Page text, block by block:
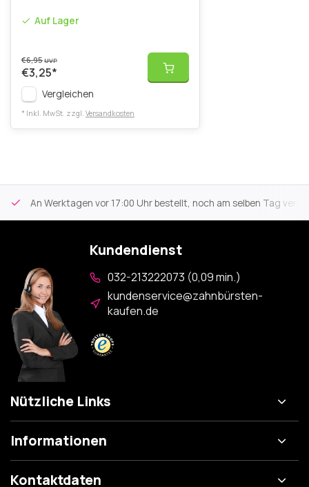
Auf Lager
€6,95UVP
€3,25*
Vergleichen
* Inkl. MwSt. zzgl. Versandkosten
An Werktagen vor 17:00 Uhr bestellt, noch am selben Tag
Kundendienst
032-213222073 (0,09 min.)
kundenservice@zahnbürsten-
kaufen.de
Nützliche Links
Informationen
Kontaktdaten